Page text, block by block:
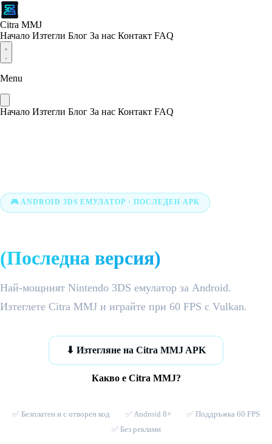
Citra MMJ
Начало Изтегли Блог За нас Контакт FAQ
Menu
Начало Изтегли Блог За нас Контакт FAQ
🎮 ANDROID 3DS ЕМУЛАТОР · ПОСЛЕДЕН APK
(Последна версия)
Най-мощният Nintendo 3DS емулатор за Android.
Изтеглете Citra MMJ и играйте при 60 FPS с Vulkan.
⬇ Изтегляне на Citra MMJ APK
Какво е Citra MMJ?
✅ Безплатен и с отворен код ✅ Android 8+
✅ Поддръжка 60 FPS
✅ Без реклами